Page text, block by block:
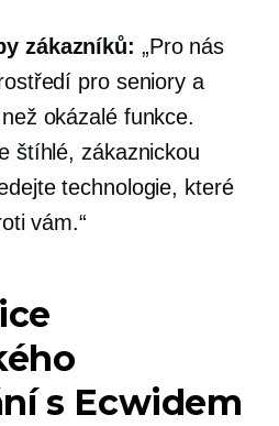
zákazníků: „Pro nás
pro seniory a
okázalé funkce.
štíhlé, zákaznickou
technologie, které
vám.“
s Ecwidem